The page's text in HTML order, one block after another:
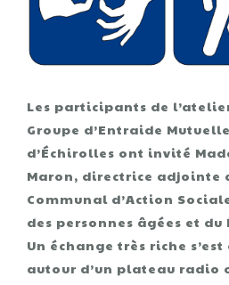
Les participants de
Groupe d’Entraide Mutuelle
d’Échirolles ont invité
Maron, directrice adjointe
Communal d’Action
des personnes âgées et
Un échange très riche
autour d’un plateau radio